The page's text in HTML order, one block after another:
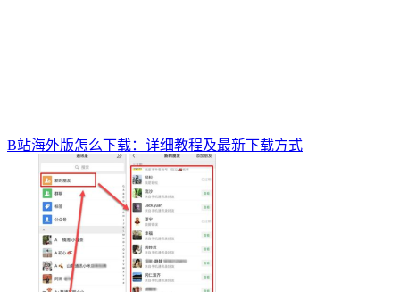
B站海外版怎么下载：详细教程及最新下载方式